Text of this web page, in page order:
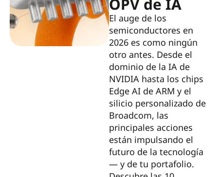
OPV de IA
El auge de los
semiconductores en
2026 es como ningún
otro antes. Desde el
dominio de la IA de
NVIDIA hasta los chips
Edge AI de ARM y el
silicio personalizado de
Broadcom, las
principales acciones
están impulsando el
futuro de la tecnología
— y de tu portafolio.